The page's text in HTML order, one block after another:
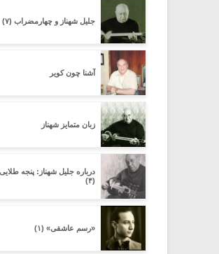
جلیل شهناز و چهارمضراب (۷)
آشنا چون کویر
زبان متمایز شهناز
درباره جلیل شهناز: پنجه طلایى
(۴)
«رسم عاشقی» (۱)